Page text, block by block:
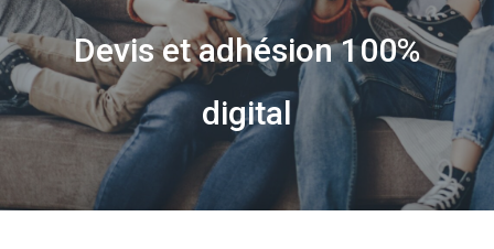
Devis et adhésion 100%
digital